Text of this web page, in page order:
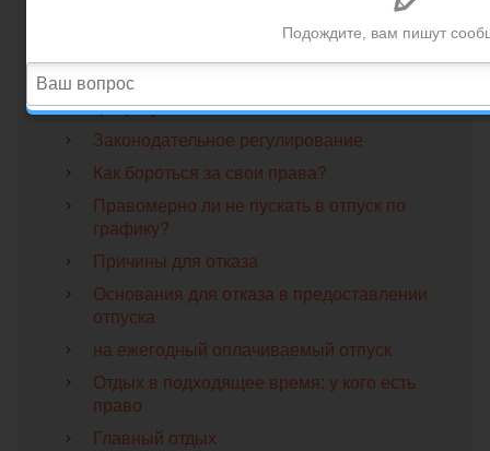
Действия, если не отпускают в отпуск по
графику
Законодательное регулирование
Как бороться за свои права?
Правомерно ли не пускать в отпуск по
графику?
Причины для отказа
Основания для отказа в предоставлении
отпуска
на ежегодный оплачиваемый отпуск
Отдых в подходящее время: у кого есть
право
Главный отдых